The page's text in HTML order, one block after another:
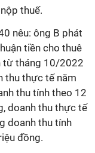
thuế.
nêu: ông B phát
tiền cho thuê
từ tháng 10/2022
thu thực tế năm
thu tính theo 12
doanh thu thực tế
doanh thu tính
đồng.